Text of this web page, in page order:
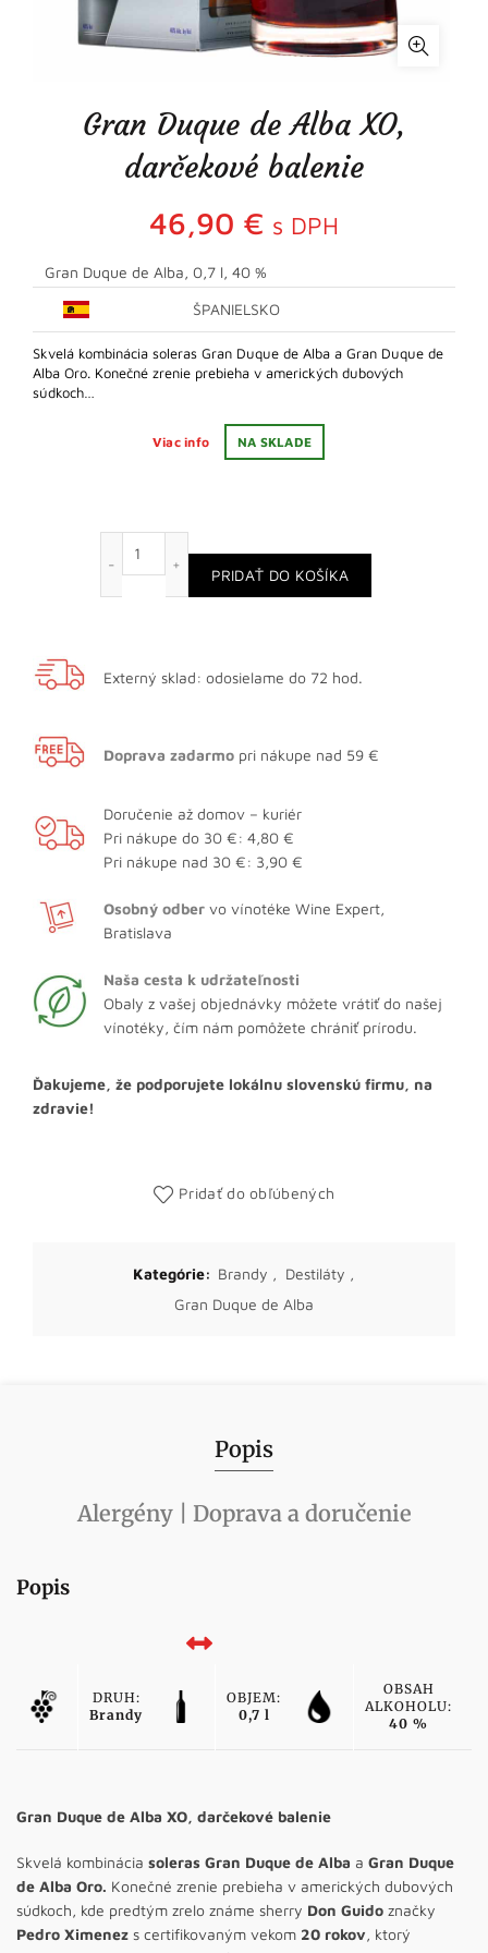
Gran Duque de Alba XO,
darčekové balenie
46,90 € s DPH
Gran Duque de Alba, 0,7 l, 40 %
ŠPANIELSKO
Skvelá kombinácia soleras Gran Duque de Alba a Gran Duque de
Alba Oro. Konečné zrenie prebieha v amerických dubových
súdkoch…
Viac info NA SKLADE
PRIDAŤ DO KOŠÍKA
Externý sklad: odosielame do 72 hod.
Doprava zadarmo pri nákupe nad 59 €
Doručenie až domov – kuriér
Pri nákupe do 30 €: 4,80 €
Pri nákupe nad 30 €: 3,90 €
Osobný odber vo vínotéke Wine Expert,
Bratislava
Naša cesta k udržateľnosti
Obaly z vašej objednávky môžete vrátiť do našej
vínotéky, čím nám pomôžete chrániť prírodu.
Ďakujeme, že podporujete lokálnu slovenskú firmu, na
zdravie!
Pridať do obľúbených
Kategórie: Brandy , Destiláty ,
Gran Duque de Alba
Popis
Alergény | Doprava a doručenie
Popis
DRUH:
Brandy
OBJEM:
0,7 l
OBSAH
ALKOHOLU:
40 %
Gran Duque de Alba XO, darčekové balenie
Skvelá kombinácia soleras Gran Duque de Alba a Gran Duque
de Alba Oro. Konečné zrenie prebieha v amerických dubových
súdkoch, kde predtým zrelo známe sherry Don Guido značky
Pedro Ximenez s certifikovaným vekom 20 rokov, ktorý